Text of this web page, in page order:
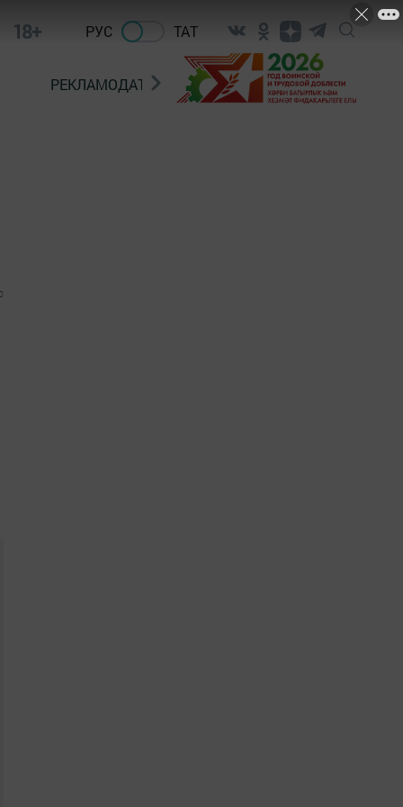
18+ РУС ТАТ
РЕКЛАМОДАТЕЛЯМ